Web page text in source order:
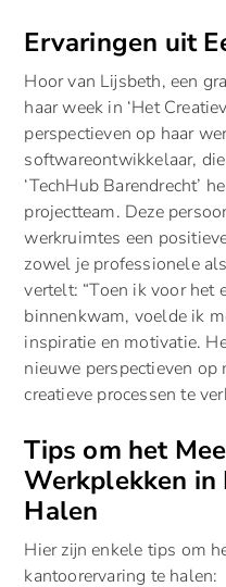
Ervaringen uit
Hoor van Lijsbeth, een
haar week in ‘Het
perspectieven op haar
softwareontwikkelaar,
‘TechHub Barendrecht’
projectteam. Deze
werkruimtes een
zowel je professionele
vertelt: “Toen ik voor het
binnenkwam, voelde ik
inspiratie en motivatie.
nieuwe perspectieven
creatieve processen te
Tips om het
Werkplekken in
Halen
Hier zijn enkele tips om
kantoorervaring te halen: